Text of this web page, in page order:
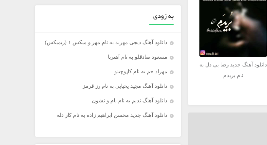
دانلود آهنگ جدید رضا بی دل به
نام بریدم
به زودی
دانلود آهنگ دیجی مهربد به نام مهر و میکس ۱ (ریمیکس)
مسعود صادقلو به نام آهنربا
مهراد جم به نام کاپوچینو
دانلود آهنگ مجید یحیایی به نام رز قرمز
دانلود آهنگ ندیم به نام نام و نشون
دانلود آهنگ جدید محسن ابراهیم زاده به نام کار دله